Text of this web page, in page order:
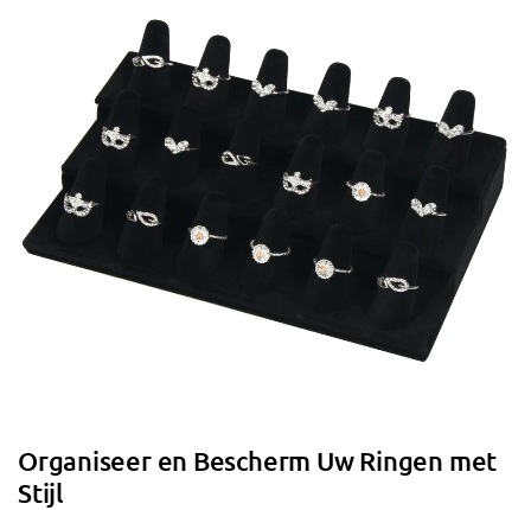
Organiseer en Bescherm Uw Ringen met
Stijl